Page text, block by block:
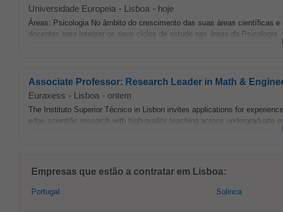
Universidade Europeia - Lisboa - hoje
Áreas: Psicologia No âmbito do crescimento das suas áreas científicas
docentes para integrar os seus ciclos de estudo nas áreas da Psicologia,
Associate Professor: Research Leader in Math &
Euraxess - Lisboa - ontem
The Instituto Superior Técnico in Lisbon invites applications for
edge scientific research with high-quality teaching across undergraduate
Empresas que estão a contratar em Lisboa:
Portugal Solinca